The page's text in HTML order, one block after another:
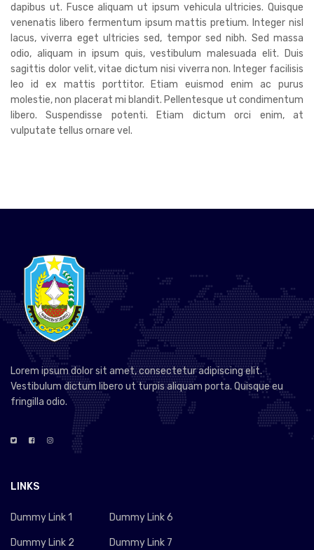
dapibus ut. Fusce aliquam ut ipsum vehicula ultricies. Quisque
venenatis libero fermentum ipsum mattis pretium. Integer nisl
lacus, viverra eget ultricies sed, tempor sed nibh. Sed massa
odio, aliquam in ipsum quis, vestibulum malesuada elit. Duis
sagittis dolor velit, vitae dictum nisi viverra non. Integer facilisis
leo id ex mattis porttitor. Etiam euismod enim ac purus
molestie, non placerat mi blandit. Pellentesque ut condimentum
libero. Suspendisse potenti. Etiam dictum orci enim, at
vulputate tellus ornare vel.
Lorem ipsum dolor sit amet, consectetur adipiscing elit.
Vestibulum dictum libero ut turpis aliquam porta. Quisque eu
fringilla odio.
LINKS
Dummy Link 1
Dummy Link 2
Dummy Link 6
Dummy Link 7